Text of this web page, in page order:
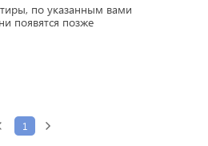
по указанным вами
появятся позже
1